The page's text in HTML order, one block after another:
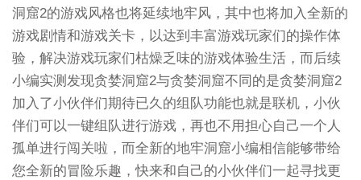
洞窟2的游戏风格也将延续地牢风，其中也将加入全新的
游戏剧情和游戏关卡，以达到丰富游戏玩家们的操作体
验，解决游戏玩家们枯燥乏味的游戏体验生活，而后续
小编实测发现贪婪洞窟2与贪婪洞窟不同的是贪婪洞窟2
加入了小伙伴们期待已久的组队功能也就是联机，小伙
伴们可以一键组队进行游戏，再也不用担心自己一个人
孤单进行闯关啦，而全新的地牢洞窟小编相信能够带给
您全新的冒险乐趣，快来和自己的小伙伴们一起寻找更